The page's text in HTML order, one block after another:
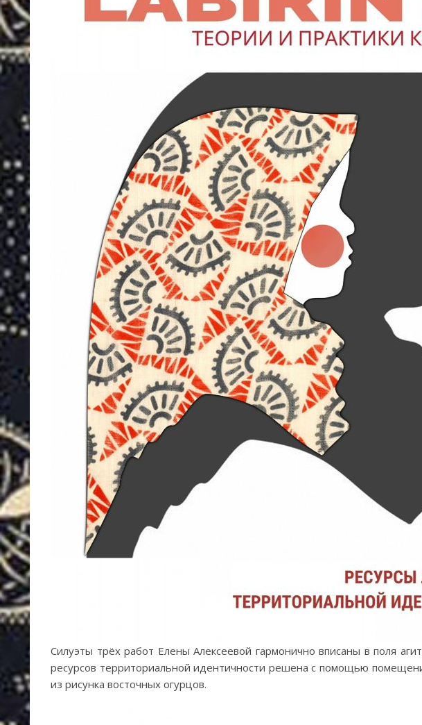
Силуэты трёх работ Елены Алексеевой гармонично вписаны в поля
ресурсов территориальной идентичности решена с помощью
из рисунка восточных огурцов.